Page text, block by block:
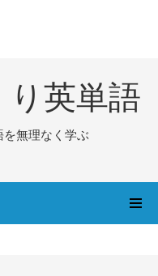
英単語
を無理なく学ぶ